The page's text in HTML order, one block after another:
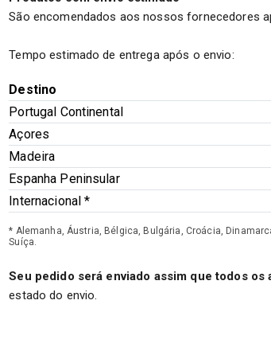
São encomendados aos nossos fornecedores
Tempo estimado de entrega após o envio:
Destino
Portugal Continental
Açores
Madeira
Espanha Peninsular
Internacional *
* Alemanha, Áustria, Bélgica, Bulgária, Croácia,
Suíça.
Seu pedido será enviado assim que todos
estado do envio.